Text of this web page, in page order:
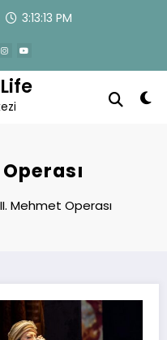
3:13:13 PM
II. Mehmet Operası